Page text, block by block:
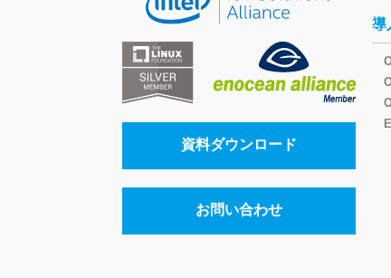
資料ダウンロード
お問い合わせ
導